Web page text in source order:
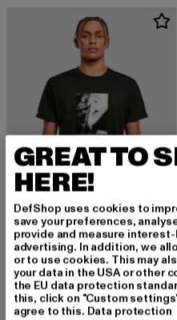
MISTER TEE
Better than Bullsh*t
18,99 EUR
Derzeitiger Preis: 18,99 EUR
GREAT TO
HERE!
DefShop uses cookies to
save your preferences,
provide and measure
advertising. In addition, we
or to use cookies. This may
your data in the USA or other
the EU data protection
this, click on "Custom
agree to this. Data protection